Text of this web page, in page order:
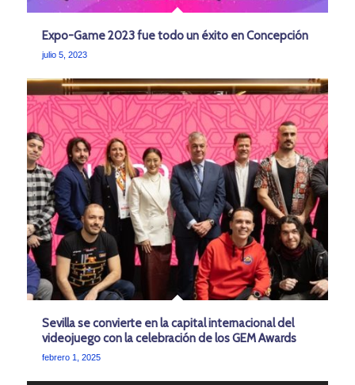
Expo-Game 2023 fue todo un éxito en Concepción
julio 5, 2023
Sevilla se convierte en la capital internacional del
videojuego con la celebración de los GEM Awards
febrero 1, 2025